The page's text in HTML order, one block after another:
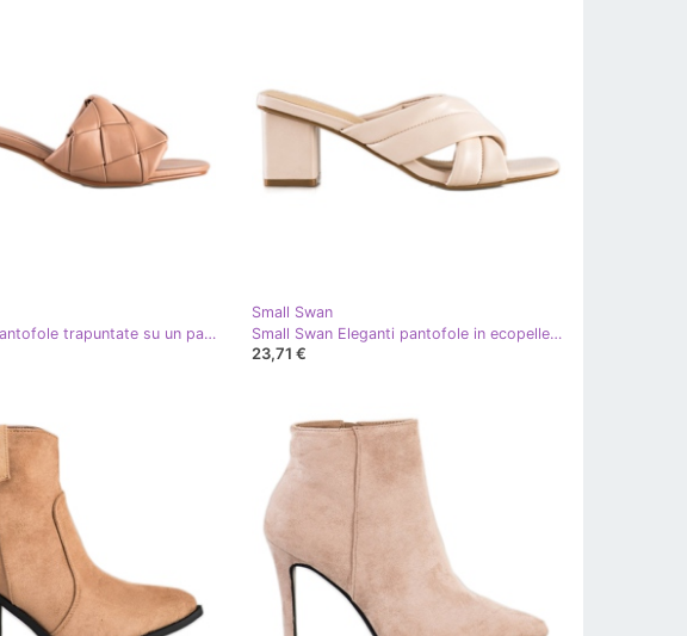
Small Swan Pantofole trapuntate su un palo beige
Small Swan
Small Swan Eleganti pantofole in ecopelle beige
23,71 €